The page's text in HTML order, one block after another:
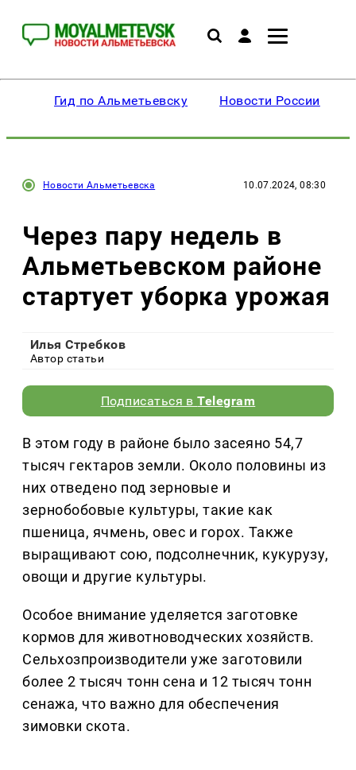
Гид по Альметьевску Новости России
Новости Альметьевска 10.07.2024, 08:30
Через пару недель в
Альметьевском районе
стартует уборка урожая
Илья Стребков
Автор статьи
Подписаться вTelegram
В этом году в районе было засеяно 54,7
тысяч гектаров земли. Около половины из
них отведено под зерновые и
зернобобовые культуры, такие как
пшеница, ячмень, овес и горох. Также
выращивают сою, подсолнечник, кукурузу,
овощи и другие культуры.
Особое внимание уделяется заготовке
кормов для животноводческих хозяйств.
Сельхозпроизводители уже заготовили
более 2 тысяч тонн сена и 12 тысяч тонн
сенажа, что важно для обеспечения
зимовки скота.